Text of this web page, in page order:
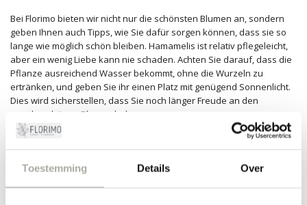
Toestemming Details Over
Bei Florimo bieten wir nicht nur die schönsten Blumen an, sondern
geben Ihnen auch Tipps, wie Sie dafür sorgen können, dass sie so
lange wie möglich schön bleiben. Hamamelis ist relativ pflegeleicht,
aber ein wenig Liebe kann nie schaden. Achten Sie darauf, dass die
Pflanze ausreichend Wasser bekommt, ohne die Wurzeln zu
ertränken, und geben Sie ihr einen Platz mit genügend Sonnenlicht.
Dies wird sicherstellen, dass Sie noch länger Freude an den
wunderschönen Blumen haben.
Bei Florimo sind wir leidenschaftlich für Blumen, und wir möchten
unsere Hamamelis und bringen Sie ein wenig Magie in Ihr Leben!